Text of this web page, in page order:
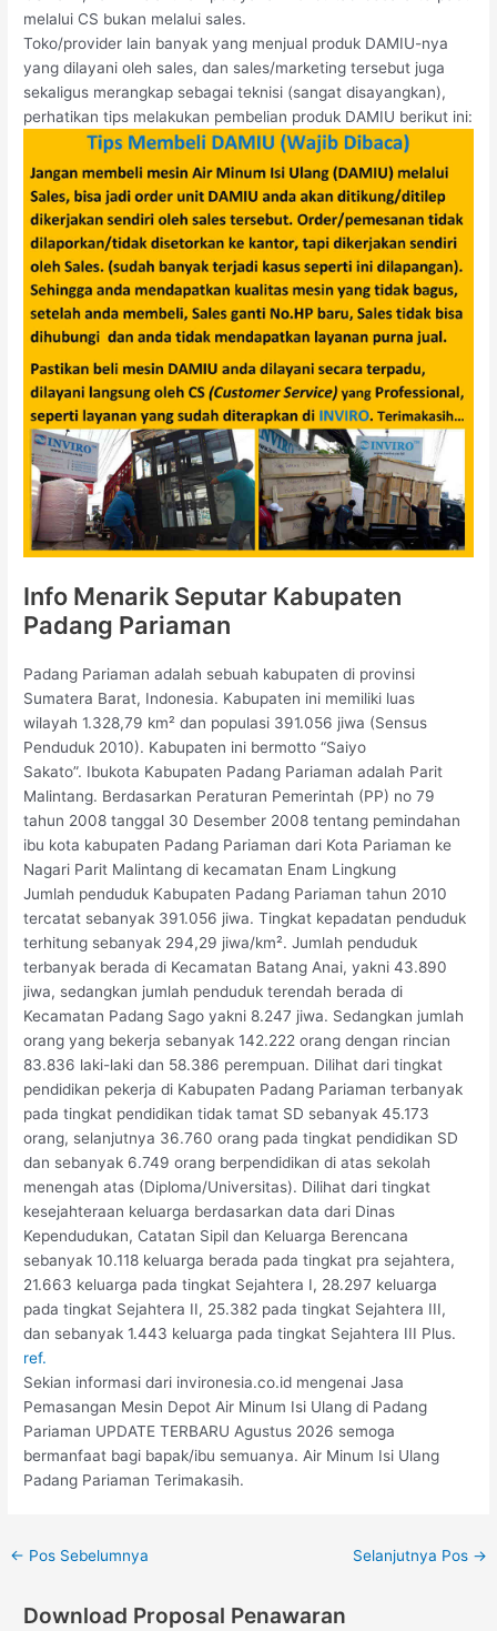
melalui CS bukan melalui sales.
Toko/provider lain banyak yang menjual produk DAMIU-nya
yang dilayani oleh sales, dan sales/marketing tersebut juga
sekaligus merangkap sebagai teknisi (sangat disayangkan),
perhatikan tips melakukan pembelian produk DAMIU berikut ini:
Info Menarik Seputar Kabupaten
Padang Pariaman
Padang Pariaman adalah sebuah kabupaten di provinsi
Sumatera Barat, Indonesia. Kabupaten ini memiliki luas
wilayah 1.328,79 km² dan populasi 391.056 jiwa (Sensus
Penduduk 2010). Kabupaten ini bermotto “Saiyo
Sakato”. Ibukota Kabupaten Padang Pariaman adalah Parit
Malintang. Berdasarkan Peraturan Pemerintah (PP) no 79
tahun 2008 tanggal 30 Desember 2008 tentang pemindahan
ibu kota kabupaten Padang Pariaman dari Kota Pariaman ke
Nagari Parit Malintang di kecamatan Enam Lingkung
Jumlah penduduk Kabupaten Padang Pariaman tahun 2010
tercatat sebanyak 391.056 jiwa. Tingkat kepadatan penduduk
terhitung sebanyak 294,29 jiwa/km². Jumlah penduduk
terbanyak berada di Kecamatan Batang Anai, yakni 43.890
jiwa, sedangkan jumlah penduduk terendah berada di
Kecamatan Padang Sago yakni 8.247 jiwa. Sedangkan jumlah
orang yang bekerja sebanyak 142.222 orang dengan rincian
83.836 laki-laki dan 58.386 perempuan. Dilihat dari tingkat
pendidikan pekerja di Kabupaten Padang Pariaman terbanyak
pada tingkat pendidikan tidak tamat SD sebanyak 45.173
orang, selanjutnya 36.760 orang pada tingkat pendidikan SD
dan sebanyak 6.749 orang berpendidikan di atas sekolah
menengah atas (Diploma/Universitas). Dilihat dari tingkat
kesejahteraan keluarga berdasarkan data dari Dinas
Kependudukan, Catatan Sipil dan Keluarga Berencana
sebanyak 10.118 keluarga berada pada tingkat pra sejahtera,
21.663 keluarga pada tingkat Sejahtera I, 28.297 keluarga
pada tingkat Sejahtera II, 25.382 pada tingkat Sejahtera III,
dan sebanyak 1.443 keluarga pada tingkat Sejahtera III Plus.
ref.
Sekian informasi dari invironesia.co.id mengenai Jasa
Pemasangan Mesin Depot Air Minum Isi Ulang di Padang
Pariaman UPDATE TERBARU Agustus 2026 semoga
bermanfaat bagi bapak/ibu semuanya. Air Minum Isi Ulang
Padang Pariaman Terimakasih.
← Pos Sebelumnya Selanjutnya Pos →
Download Proposal Penawaran